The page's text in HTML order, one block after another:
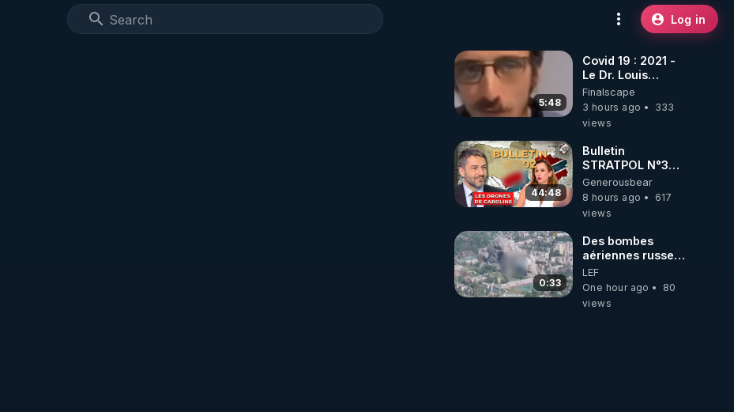
Log in
5:48
Covid 19 : 2021 -
Le Dr. Louis
Fouché renverse
le plateau de
CNews !
Finalscape
3 hours ago
333
views
44:48
Bulletin
STRATPOL N°302.
Armée des
drones, MS-21 en
série, missiles
07.08.2026.
Generousbear
8 hours ago
617
views
0:33
Des bombes
aériennes russes
anéantissent les
centres de
contrôle de
LEF
One hour ago
80
views